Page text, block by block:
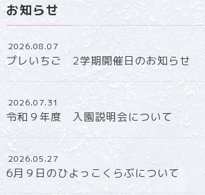
お知らせ
2026.08.07
プレいちご 2学期開催日のお知らせ
2026.07.31
令和９年度 入園説明会について
2026.05.27
6月９日のひよっこくらぶについて